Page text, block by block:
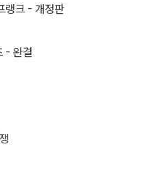
랭크 - 개정판
- 완결